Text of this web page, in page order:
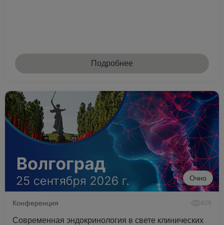
Подробнее
Очно
Конференция 826
Современная эндокринология в свете клинических